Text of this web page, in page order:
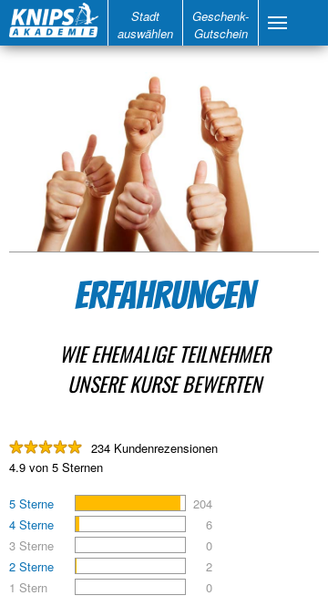
Stadt
auswählen
Geschenk-
Gutschein
ERFAHRUNGEN
WIE EHEMALIGE TEILNEHMER
UNSERE KURSE BEWERTEN
234 Kundenrezensionen
4.9 von 5 Sternen
5 Sterne
204
4 Sterne
6
3 Sterne
0
2 Sterne
2
1 Stern
0